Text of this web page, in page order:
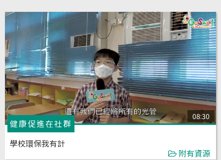
08:30
健康促進在社群
學校環保我有計
附有資源